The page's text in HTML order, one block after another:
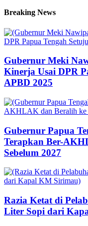
Breaking News
Gubernur Meki
Kinerja Usai DPR
APBD 2025
Gubernur Papua
Terapkan Ber-
Sebelum 2027
Razia Ketat di
Liter Sopi dari